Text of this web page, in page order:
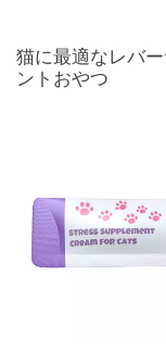
猫に最適なレバ
ントおやつ